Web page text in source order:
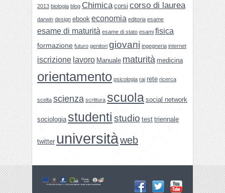
2013 biologia blog Chimica corsi corso di laurea
darwin design ebook economia editoria esame
esame di maturità esame di stato esami fisica
formazione futuro genitori giovani ingegneria internet
iscrizione lavoro Manuale maturità medicina
orientamento psicologia rai rete ricerca
scelta scienza scrittura scuola social network
sociologia studenti studio test triennale
twitter universitàweb